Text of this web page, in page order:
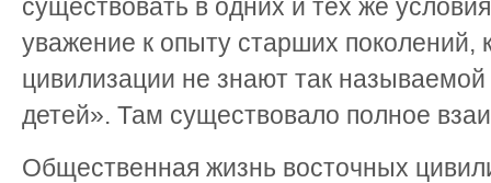
существовать в одних и тех же
уважение к опыту старших поколений,
цивилизации не знают так
детей». Там существовало полное
Общественная жизнь восточных